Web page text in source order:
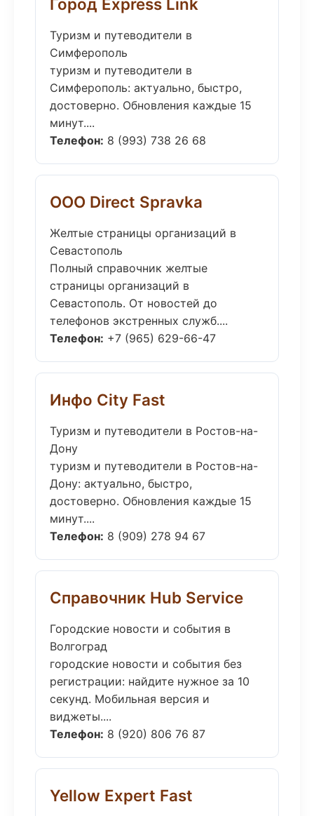
Город Express Link
Туризм и путеводители в
Симферополь
туризм и путеводители в
Симферополь: актуально, быстро,
достоверно. Обновления каждые 15
минут....
Телефон: 8 (993) 738 26 68
ООО Direct Spravka
Желтые страницы организаций в
Севастополь
Полный справочник желтые
страницы организаций в
Севастополь. От новостей до
телефонов экстренных служб....
Телефон: +7 (965) 629-66-47
Инфо City Fast
Туризм и путеводители в Ростов-на-
Дону
туризм и путеводители в Ростов-на-
Дону: актуально, быстро,
достоверно. Обновления каждые 15
минут....
Телефон: 8 (909) 278 94 67
Справочник Hub Service
Городские новости и события в
Волгоград
городские новости и события без
регистрации: найдите нужное за 10
секунд. Мобильная версия и
виджеты....
Телефон: 8 (920) 806 76 87
Yellow Expert Fast